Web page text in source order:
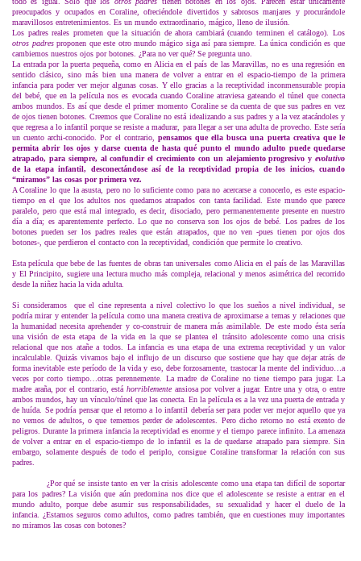
preocupados y ocupados en Coraline, ofreciéndole divertidos y sabrosos manjares y procurándole
maravillosos entretenimientos. Es un mundo extraordinario, mágico, lleno de ilusión.
Los padres reales prometen que la situación de ahora cambiará (cuando terminen el catálogo). Los
otros padresproponen que este otro mundo mágico siga así para siempre. La única condición es que
cambiemos nuestros ojos por botones. ¿Para no ver qué? Se pregunta uno.
La entrada por la puerta pequeña, como en Alicia en el país de las Maravillas, no es una regresión en
sentido clásico, sino más bien una manera de volver a entrar en el espacio-tiempo de la primera
infancia para poder ver mejor algunas cosas. Y ello gracias a la receptividad inconmensurable propia
del bebé, que en la película nos es evocada cuando Coraline atraviesa gateando el túnel que conecta
ambos mundos. Es así que desde el primer momento Coraline se da cuenta de que sus padres en vez
de ojos tienen botones. Creemos que Coraline no está idealizando a sus padres y a la vez atacándoles y
que regresa a lo infantil porque se resiste a madurar, para llegar a ser una adulta de provecho. Este sería
un cuento archi-conocido. Por el contrario, pensamos que ella busca una puerta creativa que le
permita abrir los ojos y darse cuenta de hasta qué punto el mundo adulto puede quedarse
atrapado, para siempre, al confundir el crecimiento con un alejamiento progresivo y evolutivo
de la etapa infantil, desconectándose así de la receptividad propia de los inicios, cuando
“miramos” las cosas por primera vez.
A Coraline lo que la asusta, pero no lo suficiente como para no acercarse a conocerlo, es este espacio-
tiempo en el que los adultos nos quedamos atrapados con tanta facilidad. Este mundo que parece
paralelo, pero que está mal integrado, es decir, disociado, pero permanentemente presente en nuestro
día a día; es aparentemente perfecto. Lo que no conserva son los ojos de bebé. Los padres de los
botones pueden ser los padres reales que están atrapados, que no ven -pues tienen por ojos dos
botones-, que perdieron el contacto con la receptividad, condición que permite lo creativo.
Esta película que bebe de las fuentes de obras tan universales como Alicia en el país de las Maravillas
y El Principito, sugiere una lectura mucho más compleja, relacional y menos asimétrica del recorrido
desde la niñez hacia la vida adulta.
Si consideramos que el cine representa a nivel colectivo lo que los sueños a nivel individual, se
podría mirar y entender la película como una manera creativa de aproximarse a temas y relaciones que
la humanidad necesita aprehender y co-construir de manera más asimilable. De este modo ésta sería
una visión de esta etapa de la vida en la que se plantea el tránsito adolescente como una crisis
relacional que nos atañe a todos. La infancia es una etapa de una extrema receptividad y un valor
incalculable. Quizás vivamos bajo el influjo de un discurso que sostiene que hay que dejar atrás de
forma inevitable este período de la vida y eso, debe forzosamente, trastocar la mente del individuo…a
veces por corto tiempo…otras perennemente. La madre de Coraline no tiene tiempo para jugar. La
madre araña, por el contrario, está horriblementeansiosa por volver a jugar. Entre una y otra, o entre
ambos mundos, hay un vínculo/túnel que las conecta. En la película es a la vez una puerta de entrada y
de huída. Se podría pensar que el retorno a lo infantil debería ser para poder ver mejor aquello que ya
no vemos de adultos, o que tememos perder de adolescentes. Pero dicho retorno no está exento de
peligros. Durante la primera infancia la receptividad es enorme y el tiempo parece infinito. La amenaza
de volver a entrar en el espacio-tiempo de lo infantil es la de quedarse atrapado para siempre. Sin
embargo, solamente después de todo el periplo, consigue Coraline transformar la relación con sus
padres.
¿Por qué se insiste tanto en ver la crisis adolescente como una etapa tan difícil de soportar
para los padres? La visión que aún predomina nos dice que el adolescente se resiste a entrar en el
mundo adulto, porque debe asumir sus responsabilidades, su sexualidad y hacer el duelo de la
infancia. ¿Estamos seguros como adultos, como padres también, que en cuestiones muy importantes
no miramos las cosas con botones?